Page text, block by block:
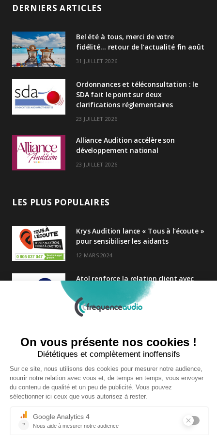
e
n
DERNIERS ARTICLES
Bel été à tous, merci de votre
fidélité… retour de l’actualité fin août
31 JUILLET 2026
Ordonnances et téléconsultation : le
SDA fait le point sur deux
clarifications réglementaires
23 JUILLET 2026
Alliance Audition accélère son
développement national
23 JUILLET 2026
LES PLUS POPULAIRES
Krys Audition lance « Tous à l’écoute »
pour sensibiliser les aidants
12 MARS 2024
Atol renforce la relation client avec
une nouvelle campagne axée sur la
satisfaction
25 FÉVRIER 2025
Audition Conseil
27 MARS 2024